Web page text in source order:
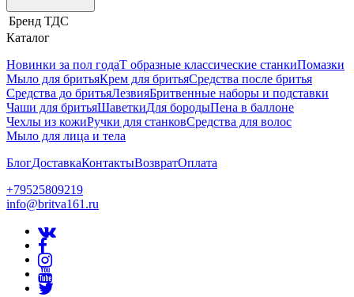
Бренд ТДС
Каталог
Новинки за пол годаТ образные классические станкиПомазки
Мыло для бритьяКрем для бритьяСредства после бритья
Средства до бритьяЛезвияБритвенные наборы и подставки
Чаши для бритьяШаветкиДля бородыПена в баллоне
Чехлы из кожиРучки для станковСредства для волос
Мыло для лица и тела
БлогДоставкаКонтактыВозвратОплата
+79525809219
info@britva161.ru